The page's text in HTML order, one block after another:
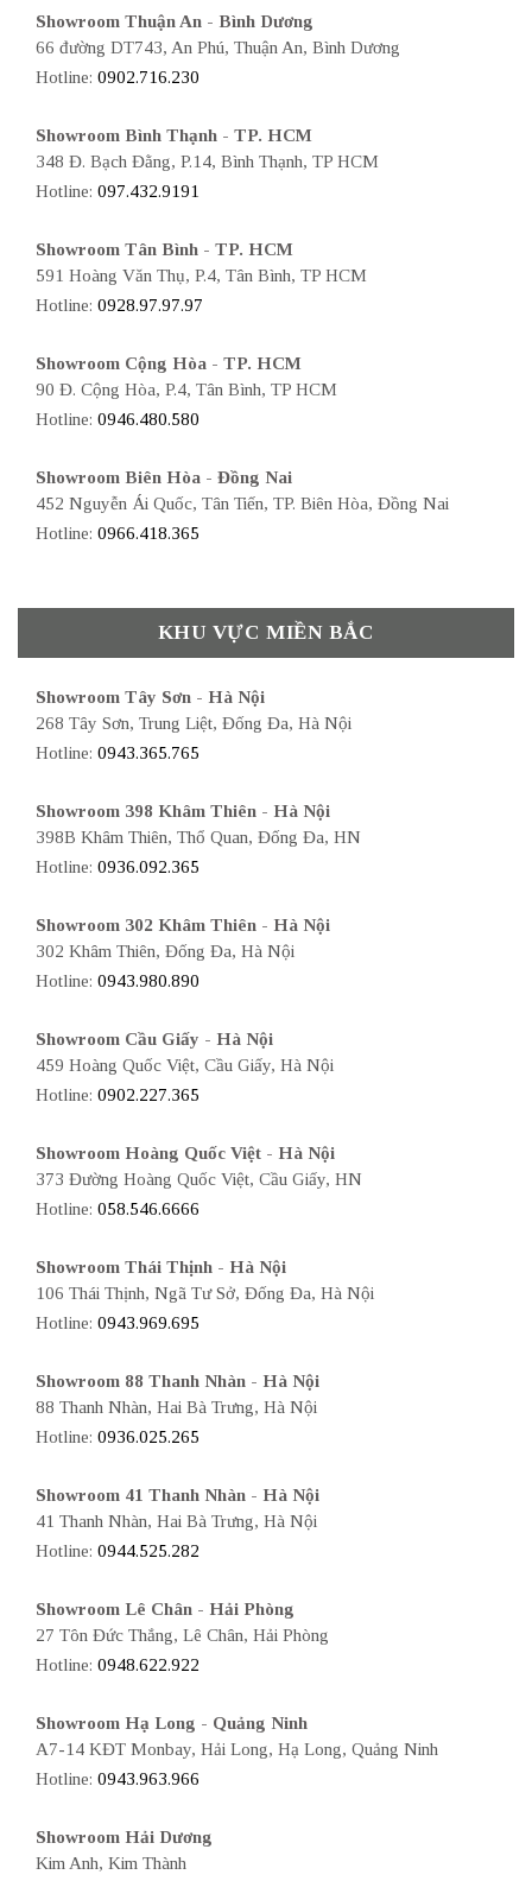
Showroom Thuận An - Bình Dương
66 đường DT743, An Phú, Thuận An, Bình Dương
Hotline: 0902.716.230
Showroom Bình Thạnh - TP. HCM
348 Đ. Bạch Đằng, P.14, Bình Thạnh, TP HCM
Hotline: 097.432.9191
Showroom Tân Bình - TP. HCM
591 Hoàng Văn Thụ, P.4, Tân Bình, TP HCM
Hotline: 0928.97.97.97
Showroom Cộng Hòa - TP. HCM
90 Đ. Cộng Hòa, P.4, Tân Bình, TP HCM
Hotline: 0946.480.580
Showroom Biên Hòa - Đồng Nai
452 Nguyễn Ái Quốc, Tân Tiến, TP. Biên Hòa, Đồng Nai
Hotline: 0966.418.365
KHU VỰC MIỀN BẮC
Showroom Tây Sơn - Hà Nội
268 Tây Sơn, Trung Liệt, Đống Đa, Hà Nội
Hotline: 0943.365.765
Showroom 398 Khâm Thiên - Hà Nội
398B Khâm Thiên, Thổ Quan, Đống Đa, HN
Hotline: 0936.092.365
Showroom 302 Khâm Thiên - Hà Nội
302 Khâm Thiên, Đống Đa, Hà Nội
Hotline: 0943.980.890
Showroom Cầu Giấy - Hà Nội
459 Hoàng Quốc Việt, Cầu Giấy, Hà Nội
Hotline: 0902.227.365
Showroom Hoàng Quốc Việt - Hà Nội
373 Đường Hoàng Quốc Việt, Cầu Giấy, HN
Hotline: 058.546.6666
Showroom Thái Thịnh - Hà Nội
106 Thái Thịnh, Ngã Tư Sở, Đống Đa, Hà Nội
Hotline: 0943.969.695
Showroom 88 Thanh Nhàn - Hà Nội
88 Thanh Nhàn, Hai Bà Trưng, Hà Nội
Hotline: 0936.025.265
Showroom 41 Thanh Nhàn - Hà Nội
41 Thanh Nhàn, Hai Bà Trưng, Hà Nội
Hotline: 0944.525.282
Showroom Lê Chân - Hải Phòng
27 Tôn Đức Thắng, Lê Chân, Hải Phòng
Hotline: 0948.622.922
Showroom Hạ Long - Quảng Ninh
A7-14 KĐT Monbay, Hải Long, Hạ Long, Quảng Ninh
Hotline: 0943.963.966
Showroom Hải Dương
Kim Anh, Kim Thành